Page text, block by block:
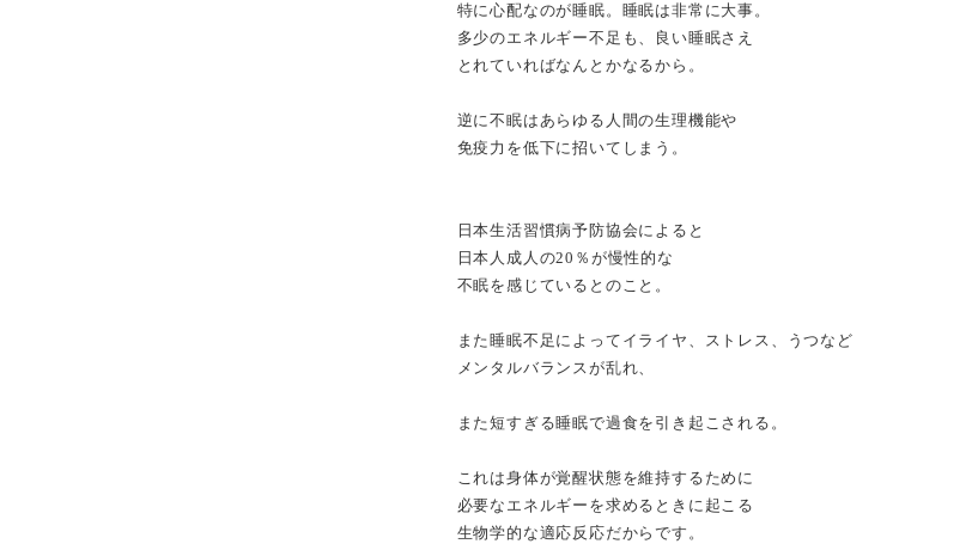
特に心配なのが睡眠。睡眠は非常に大事。
多少のエネルギー不足も、良い睡眠さえ
とれていればなんとかなるから。
逆に不眠はあらゆる人間の生理機能や
免疫力を低下に招いてしまう。
日本生活習慣病予防協会によると
日本人成人の20％が慢性的な
不眠を感じているとのこと。
また睡眠不足によってイライヤ、ストレス、うつなど
メンタルバランスが乱れ、
また短すぎる睡眠で過食を引き起こされる。
これは身体が覚醒状態を維持するために
必要なエネルギーを求めるときに起こる
生物学的な適応反応だからです。